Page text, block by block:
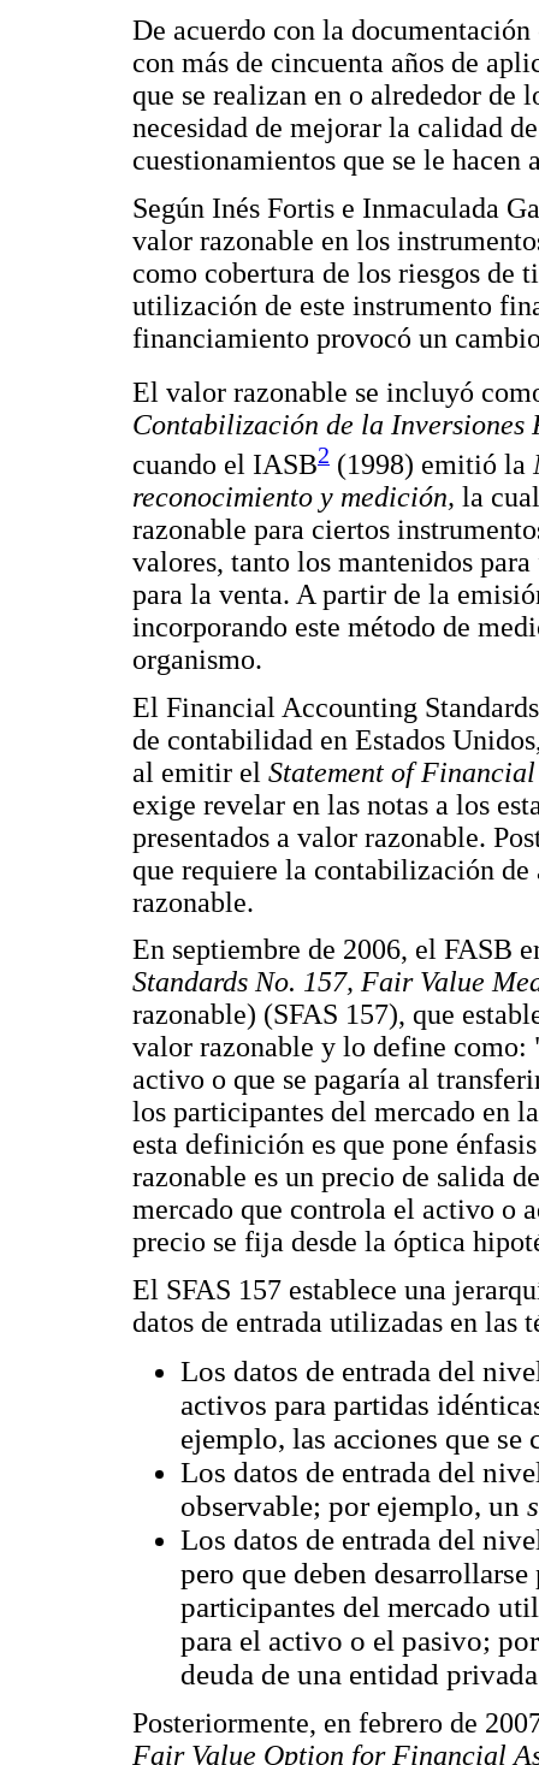
De acuerdo con la
con más de cincuenta años de
que se realizan en o alrededor de
necesidad de mejorar la calidad
cuestionamientos que se le
Según Inés Fortis e Inmaculada
valor razonable en los
como cobertura de los riesgos de
utilización de este instrumento
financiamiento provocó un
El valor razonable se incluyó
Contabilización de la
cuando el IASB2 (1998) emitió la
reconocimiento y medición, la
razonable para ciertos
valores, tanto los mantenidos
para la venta. A partir de la
incorporando este método de
organismo.
El Financial Accounting
de contabilidad en Estados
al emitir el Statement of
exige revelar en las notas a los
presentados a valor razonable.
que requiere la contabilización
razonable.
En septiembre de 2006, el FASB
Standards No. 157, Fair Value
razonable) (SFAS 157), que
valor razonable y lo define
activo o que se pagaría al
los participantes del mercado en
esta definición es que pone
razonable es un precio de salida
mercado que controla el activo o
precio se fija desde la óptica
El SFAS 157 establece una
datos de entrada utilizadas en las
Los datos de entrada del
activos para partidas
ejemplo, las acciones que
Los datos de entrada del
observable; por ejemplo, un
Los datos de entrada del
pero que deben
participantes del mercado
para el activo o el pasivo;
deuda de una entidad
Posteriormente, en febrero de
Fair Value Option for Financial